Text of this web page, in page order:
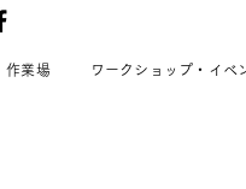
作業場 ワークショップ・イベ